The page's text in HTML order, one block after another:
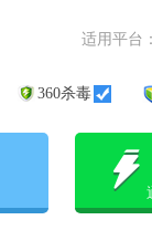
适用平台：
360杀毒